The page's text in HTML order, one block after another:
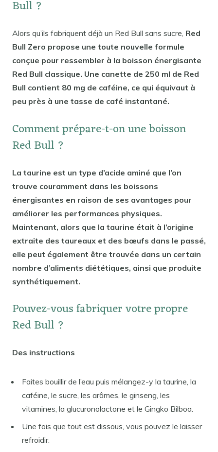
Bull ?
Alors qu’ils fabriquent déjà un Red Bull sans sucre, Red
Bull Zero propose une toute nouvelle formule
conçue pour ressembler à la boisson énergisante
Red Bull classique. Une canette de 250 ml de Red
Bull contient 80 mg de caféine, ce qui équivaut à
peu près à une tasse de café instantané.
Comment prépare-t-on une boisson
Red Bull ?
La taurine est un type d’acide aminé que l’on
trouve couramment dans les boissons
énergisantes en raison de ses avantages pour
améliorer les performances physiques.
Maintenant, alors que la taurine était à l’origine
extraite des taureaux et des bœufs dans le passé,
elle peut également être trouvée dans un certain
nombre d’aliments diététiques, ainsi que produite
synthétiquement.
Pouvez-vous fabriquer votre propre
Red Bull ?
Des instructions
Faites bouillir de l’eau puis mélangez-y la taurine, la
caféine, le sucre, les arômes, le ginseng, les
vitamines, la glucuronolactone et le Gingko Bilboa.
Une fois que tout est dissous, vous pouvez le laisser
refroidir.